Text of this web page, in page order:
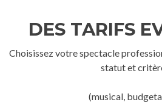
DES TARIFS
Choisissez votre spectacle
statut et
(musical,